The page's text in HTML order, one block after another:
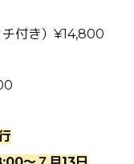
付き）¥14,800